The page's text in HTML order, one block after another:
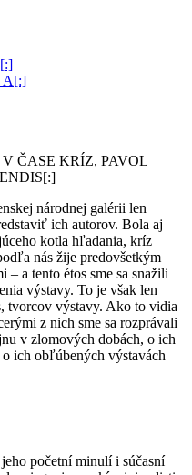
A[:]
V ČASE KRÍZ, PAVOL
národnej galérii len
ich autorov. Bola aj
kotla hľadania, kríz
nás žije predovšetkým
a tento étos sme sa snažili
výstavy. To je však len
tvorcov výstavy. Ako to vidia
z nich sme sa rozprávali
v zlomových dobách, o ich
ich obľúbených výstavách
početní minulí i súčasní